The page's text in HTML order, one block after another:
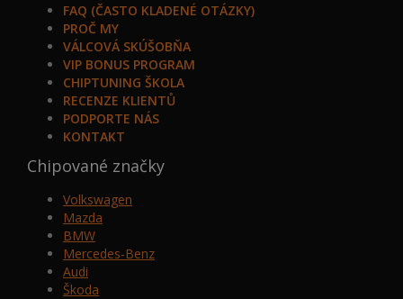
FAQ (ČASTO KLADENÉ OTÁZKY)
PROČ MY
VÁLCOVÁ SKÚŠOBŇA
VIP BONUS PROGRAM
CHIPTUNING ŠKOLA
RECENZE KLIENTŮ
PODPORTE NÁS
KONTAKT
Chipované značky
Volkswagen
Mazda
BMW
Mercedes-Benz
Audi
Škoda